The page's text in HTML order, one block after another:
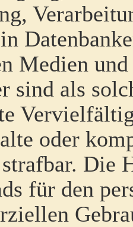
Medien
sind als
oder
Die
für den